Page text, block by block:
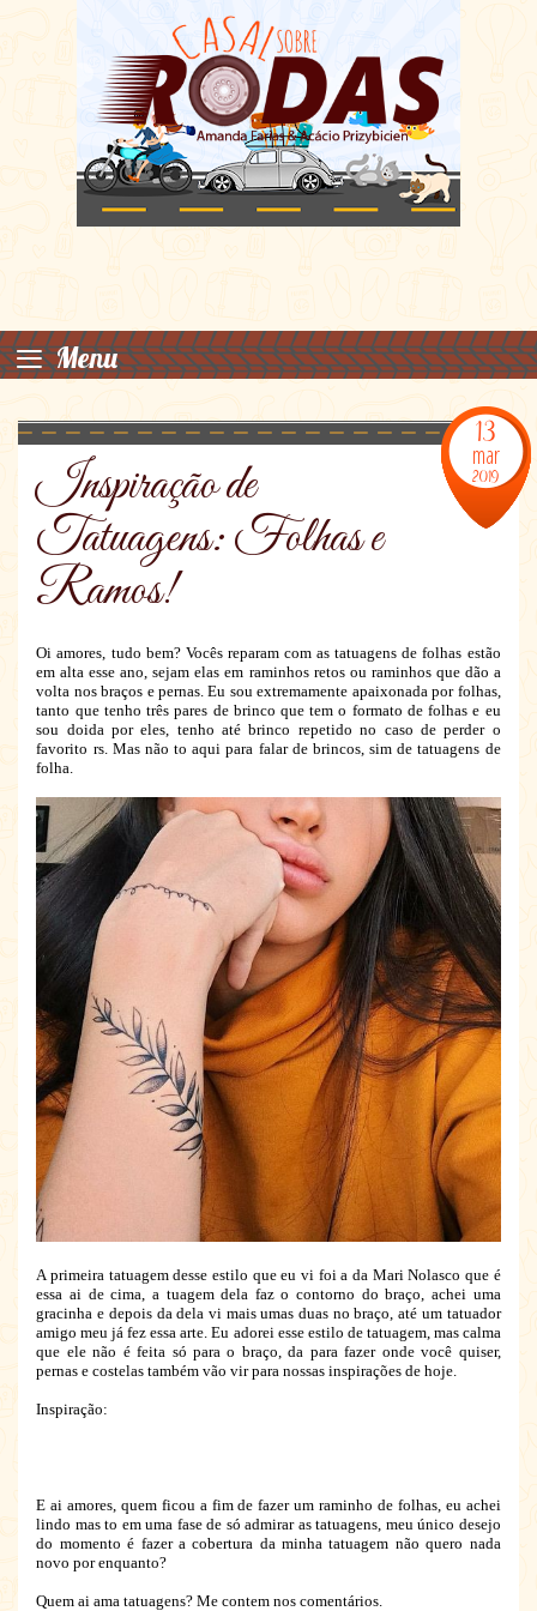
≡ Menu
13
mar
2019
Inspiração de
Tatuagens: Folhas e
Ramos!
Oi amores, tudo bem? Vocês reparam com as tatuagens de folhas estão
em alta esse ano, sejam elas em raminhos retos ou raminhos que dão a
volta nos braços e pernas. Eu sou extremamente apaixonada por folhas,
tanto que tenho três pares de brinco que tem o formato de folhas e eu
sou doida por eles, tenho até brinco repetido no caso de perder o
favorito rs. Mas não to aqui para falar de brincos, sim de tatuagens de
folha.
A primeira tatuagem desse estilo que eu vi foi a da Mari Nolasco que é
essa ai de cima, a tuagem dela faz o contorno do braço, achei uma
gracinha e depois da dela vi mais umas duas no braço, até um tatuador
amigo meu já fez essa arte. Eu adorei esse estilo de tatuagem, mas calma
que ele não é feita só para o braço, da para fazer onde você quiser,
pernas e costelas também vão vir para nossas inspirações de hoje.
Inspiração:
E ai amores, quem ficou a fim de fazer um raminho de folhas, eu achei
lindo mas to em uma fase de só admirar as tatuagens, meu único desejo
do momento é fazer a cobertura da minha tatuagem não quero nada
novo por enquanto?
Quem ai ama tatuagens? Me contem nos comentários.